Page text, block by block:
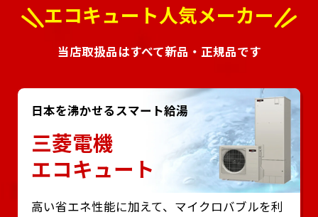
エコキュート人気メーカー
当店取扱品はすべて新品・正規品です
日本を沸かせるスマート給湯
三菱電機
エコキュート
⾼い省エネ性能に加えて、マイクロバブルを利